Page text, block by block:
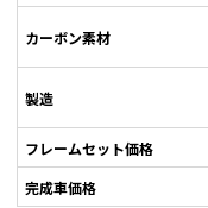
カーボン素材
製造
フレームセット価格
完成車価格